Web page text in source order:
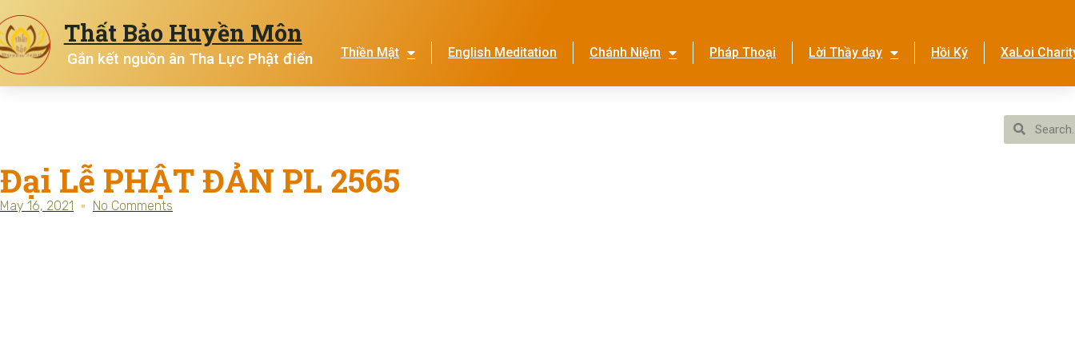
Thất Bảo Huyền Môn
Gắn kết nguồn ân Tha Lực Phật điển Thiền Mật English Meditation Chánh Niệm Pháp Thoại Lời Thầy dạy Hồi Ký XaLoi
Đại Lễ PHẬT ĐẢN PL 2565
May 16, 2021 No Comments